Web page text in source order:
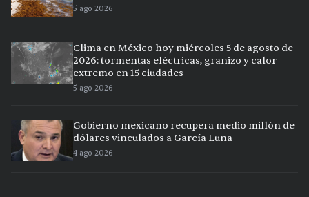
5 ago 2026
Clima en México hoy miércoles 5 de agosto de
2026: tormentas eléctricas, granizo y calor
extremo en 15 ciudades
5 ago 2026
Gobierno mexicano recupera medio millón de
dólares vinculados a García Luna
4 ago 2026